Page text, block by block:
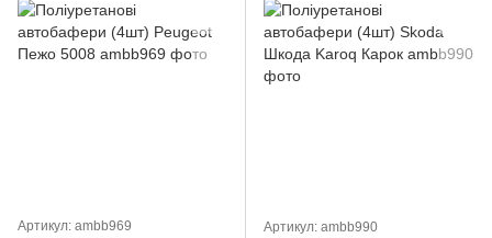
Артикул: ambb969 Артикул: ambb990